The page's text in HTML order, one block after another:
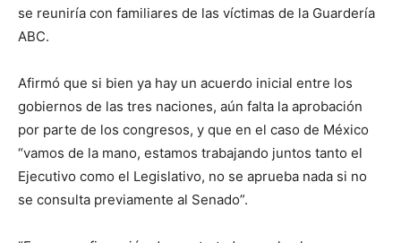
se reuniría con familiares de las víctimas de la Guardería
ABC.
Afirmó que si bien ya hay un acuerdo inicial entre los
gobiernos de las tres naciones, aún falta la aprobación
por parte de los congresos, y que en el caso de México
“vamos de la mano, estamos trabajando juntos tanto el
Ejecutivo como el Legislativo, no se aprueba nada si no
se consulta previamente al Senado”.